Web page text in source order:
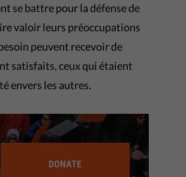
se battre pour la défense de
valoir leurs préoccupations
peuvent recevoir de
satisfaits, ceux qui étaient
envers les autres.
DONATE